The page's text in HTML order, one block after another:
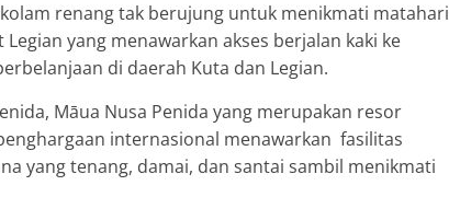
renang tak berujung untuk menikmati matahari
yang menawarkan akses berjalan kaki ke
di daerah Kuta dan Legian.
Māua Nusa Penida yang merupakan resor
internasional menawarkan fasilitas
yang tenang, damai, dan santai sambil menikmati